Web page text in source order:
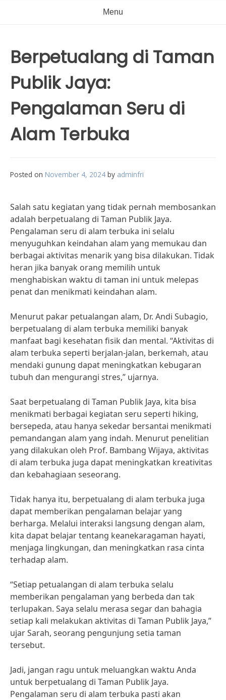
Menu
Berpetualang di Taman
Publik Jaya:
Pengalaman Seru di
Alam Terbuka
Posted on November 4, 2024 by adminfri
Salah satu kegiatan yang tidak pernah membosankan
adalah berpetualang di Taman Publik Jaya.
Pengalaman seru di alam terbuka ini selalu
menyuguhkan keindahan alam yang memukau dan
berbagai aktivitas menarik yang bisa dilakukan. Tidak
heran jika banyak orang memilih untuk
menghabiskan waktu di taman ini untuk melepas
penat dan menikmati keindahan alam.
Menurut pakar petualangan alam, Dr. Andi Subagio,
berpetualang di alam terbuka memiliki banyak
manfaat bagi kesehatan fisik dan mental. “Aktivitas di
alam terbuka seperti berjalan-jalan, berkemah, atau
mendaki gunung dapat meningkatkan kebugaran
tubuh dan mengurangi stres,” ujarnya.
Saat berpetualang di Taman Publik Jaya, kita bisa
menikmati berbagai kegiatan seru seperti hiking,
bersepeda, atau hanya sekedar bersantai menikmati
pemandangan alam yang indah. Menurut penelitian
yang dilakukan oleh Prof. Bambang Wijaya, aktivitas
di alam terbuka juga dapat meningkatkan kreativitas
dan kebahagiaan seseorang.
Tidak hanya itu, berpetualang di alam terbuka juga
dapat memberikan pengalaman belajar yang
berharga. Melalui interaksi langsung dengan alam,
kita dapat belajar tentang keanekaragaman hayati,
menjaga lingkungan, dan meningkatkan rasa cinta
terhadap alam.
“Setiap petualangan di alam terbuka selalu
memberikan pengalaman yang berbeda dan tak
terlupakan. Saya selalu merasa segar dan bahagia
setiap kali melakukan aktivitas di Taman Publik Jaya,”
ujar Sarah, seorang pengunjung setia taman
tersebut.
Jadi, jangan ragu untuk meluangkan waktu Anda
untuk berpetualang di Taman Publik Jaya.
Pengalaman seru di alam terbuka pasti akan